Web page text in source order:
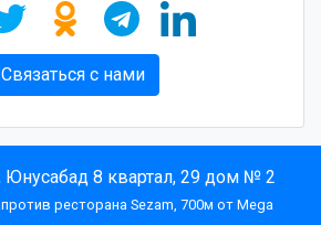
Связаться с нами
Юнусабад 8 квартал, 29 дом № 2
ресторана Sezam, 700м от Mega